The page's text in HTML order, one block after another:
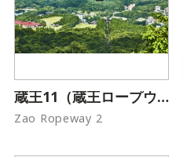
蔵王11（蔵王ロープウェイ）
Zao Ropeway 2